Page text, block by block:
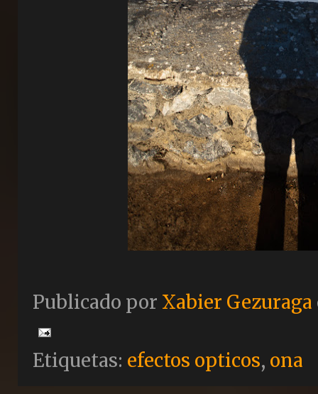
Publicado por Xabier Gezuraga
Etiquetas: efectos opticos, ona